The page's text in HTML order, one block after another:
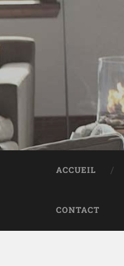
ACCUEIL
CONTACT